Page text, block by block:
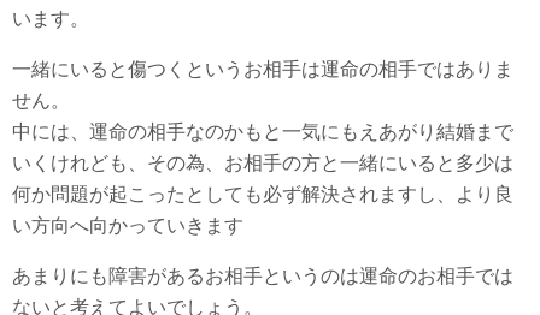
います。
一緒にいると傷つくというお相手は運命の相手ではありま
せん。
中には、運命の相手なのかもと一気にもえあがり結婚まで
いくけれども、その為、お相手の方と一緒にいると多少は
何か問題が起こったとしても必ず解決されますし、より良
い方向へ向かっていきます
あまりにも障害があるお相手というのは運命のお相手では
ないと考えてよいでしょう。